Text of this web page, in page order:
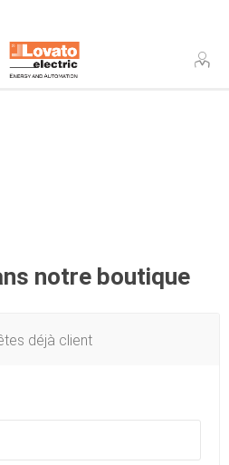
notre boutique
déjà client